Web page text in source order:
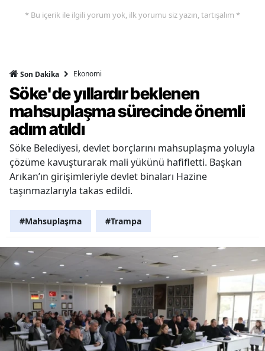
* Bu içerik ile ilgili yorum yok, ilk yorumu siz yazın, tartışalım *
Son Dakika Ekonomi
Söke'de yıllardır beklenen
mahsuplaşma sürecinde önemli
adım atıldı
Söke Belediyesi, devlet borçlarını mahsuplaşma yoluyla
çözüme kavuşturarak mali yükünü hafifletti. Başkan
Arıkan’ın girişimleriyle devlet binaları Hazine
taşınmazlarıyla takas edildi.
#Mahsuplaşma #Trampa